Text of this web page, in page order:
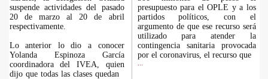
suspende actividades del pasado
20 de marzo al 20 de abril
respectivamente.
Lo anterior lo dio a conocer
Yolanda Espinoza García
coordinadora del IVEA, quien
dijo que todas las clases quedan
presupuesto para el OPLE y a los
partidos políticos, con el
argumento de que ese recurso será
utilizado para atender la
contingencia sanitaria provocada
por el coronavirus, el recurso que